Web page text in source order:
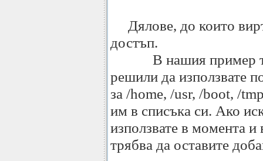
Дялове, до които
достъп.
В нашия пример
решили да използвате
за /home, /usr, /boot, /
им в списъка си. Ако
използвате в момента
трябва да оставите